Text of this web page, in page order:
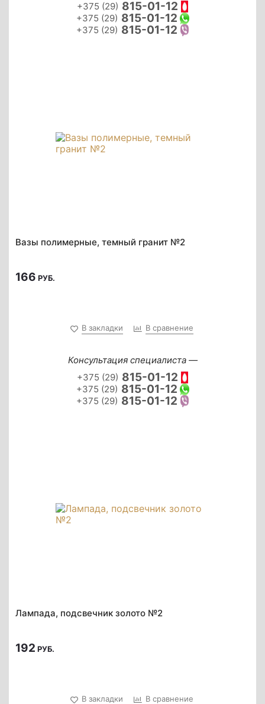
+375 (29) 815-01-12
+375 (29) 815-01-12
+375 (29) 815-01-12
Вазы полимерные, темный гранит №2
166 РУБ.
В закладки В сравнение
Консультация специалиста —
+375 (29) 815-01-12
+375 (29) 815-01-12
+375 (29) 815-01-12
Лампада, подсвечник золото №2
192 РУБ.
В закладки В сравнение